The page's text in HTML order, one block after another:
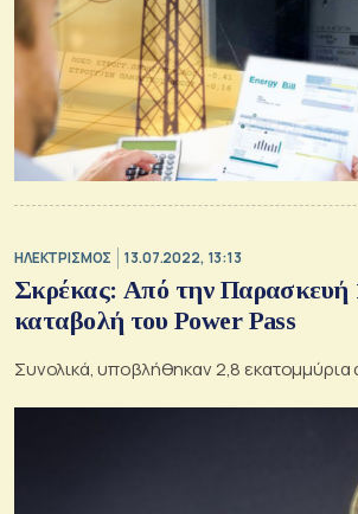
ΗΛΕΚΤΡΙΣΜΟΣ 13.07.2022, 13:13
Σκρέκας: Από την Παρασκευή
καταβολή του Power Pass
Συνολικά, υποβλήθηκαν 2,8 εκατομμύρια